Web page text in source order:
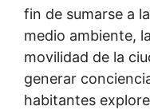
fin de sumarse a
medio ambiente,
movilidad de la
generar
habitantes